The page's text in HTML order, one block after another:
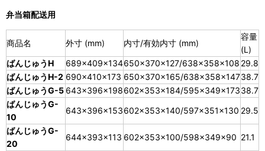
弁当箱配送用
商品名 外寸 (mm) 内寸/有効内寸 (mm)
容量
(L)
ばんじゅうH
689×409×134650×370×127/638×358×108 29.8
ばんじゅうH-2 690×410×173 650×370×165/638×358×14738.7
ばんじゅうG-5 643×396×198602×353×184/595×349×17338.7
ばんじゅうG-
10
643×396×153602×353×140/597×351×130 29.5
ばんじゅうG-
20
644×393×113 602×353×100/598×349×90 21.1